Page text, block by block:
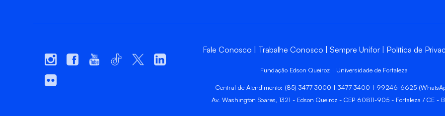
Fale Conosco Trabalhe Conosco Sempre Unifor Política de
Fundação Edson Queiroz | Universidade de Fortaleza
Central de Atendimento: (85) 3477-3000 | 3477-3400 | 99246-6625
Av. Washington Soares, 1321 - Edson Queiroz - CEP 60811-905 - Fortaleza / CE -